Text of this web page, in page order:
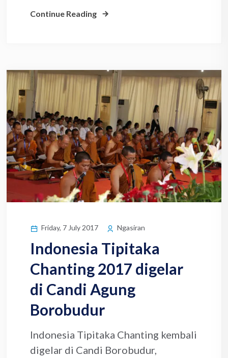
Continue Reading
Friday, 7 July 2017 Ngasiran
Indonesia Tipitaka
Chanting 2017 digelar
di Candi Agung
Borobudur
Indonesia Tipitaka Chanting kembali
digelar di Candi Borobudur,